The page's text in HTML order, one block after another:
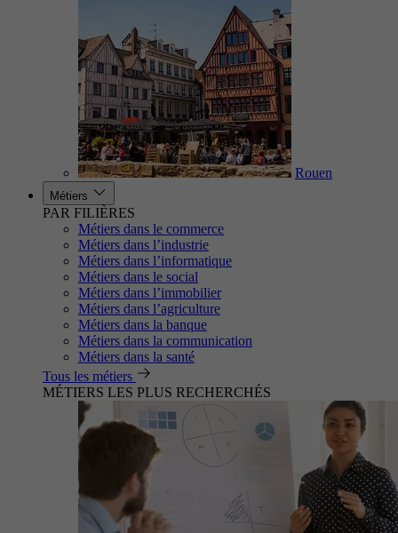
Rouen
Métiers
PAR FILIÈRES
Métiers dans le commerce
Métiers dans l’industrie
Métiers dans l’informatique
Métiers dans le social
Métiers dans l’immobilier
Métiers dans l’agriculture
Métiers dans la banque
Métiers dans la communication
Métiers dans la santé
Tous les métiers
MÉTIERS LES PLUS RECHERCHÉS